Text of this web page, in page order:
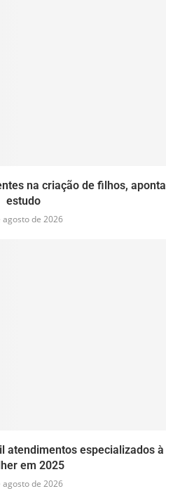
na criação de filhos, aponta
estudo
agosto de 2026
atendimentos especializados à
em 2025
agosto de 2026